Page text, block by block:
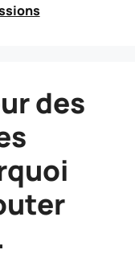
des